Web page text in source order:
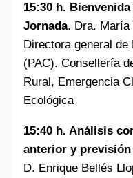
15:30 h.
Jornada. Dra. María
Directora general
(PAC). Consellería
Rural, Emergencia
Ecológica
15:40 h. Análisis
anterior y previsión
D. Enrique Bellés